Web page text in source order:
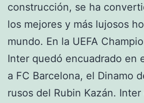
construcción, se ha
los mejores y más lujosos
mundo. En la UEFA
Inter quedó encuadrado en
a FC Barcelona, el Dinamo
rusos del Rubin Kazán. Inter